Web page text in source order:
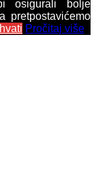
osigurali bolje
pretpostavićemo
Pročitaj više